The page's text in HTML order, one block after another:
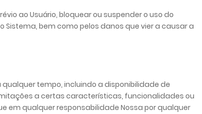
ao Usuário, bloquear ou suspender o uso do
Sistema, bem como pelos danos que vier a causar a
qualquer tempo, incluindo a disponibilidade de
a certas características, funcionalidades ou
em qualquer responsabilidade Nossa por qualquer